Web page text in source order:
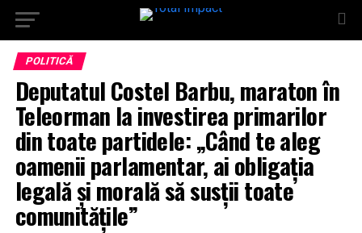
POLITICĂ
Deputatul Costel Barbu, maraton în
Teleorman la investirea primarilor
din toate partidele: „Când te aleg
oamenii parlamentar, ai obligația
legală și morală să susții toate
comunitățile”